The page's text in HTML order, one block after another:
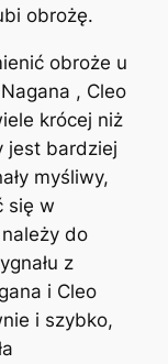
obrożę.
obroże u
, Cleo
krócej niż
jest bardziej
myśliwy,
się w
do
z
i Cleo
i szybko,